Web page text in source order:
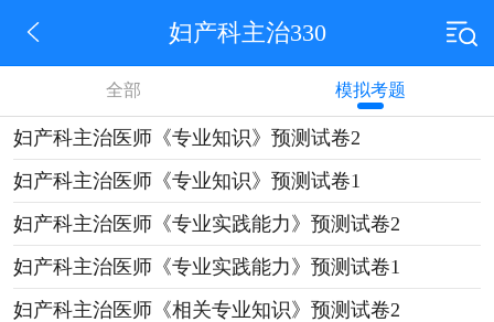
妇产科主治330
全部 模拟考题
妇产科主治医师《专业知识》预测试卷2
妇产科主治医师《专业知识》预测试卷1
妇产科主治医师《专业实践能力》预测试卷2
妇产科主治医师《专业实践能力》预测试卷1
妇产科主治医师《相关专业知识》预测试卷2